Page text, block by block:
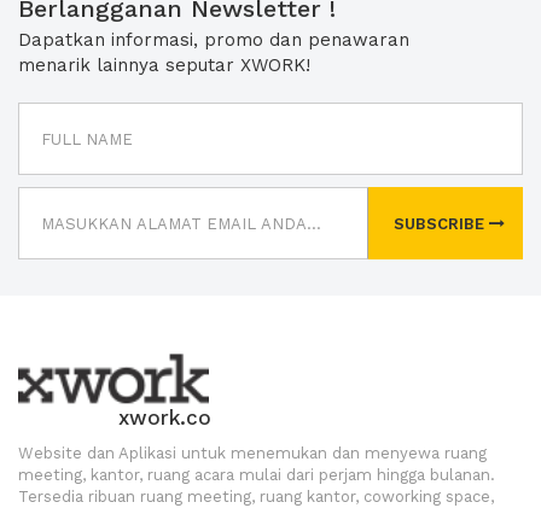
Berlangganan Newsletter !
Dapatkan informasi, promo dan penawaran
menarik lainnya seputar XWORK!
SUBSCRIBE
xwork.co
Website dan Aplikasi untuk menemukan dan menyewa ruang
meeting, kantor, ruang acara mulai dari perjam hingga bulanan.
Tersedia ribuan ruang meeting, ruang kantor, coworking space,